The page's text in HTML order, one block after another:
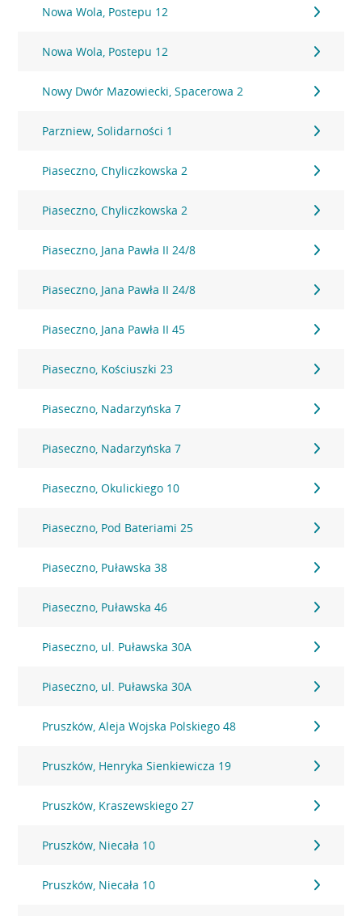
Nowa Wola, Postepu 12
Nowa Wola, Postepu 12
Nowy Dwór Mazowiecki, Spacerowa 2
Parzniew, Solidarności 1
Piaseczno, Chyliczkowska 2
Piaseczno, Chyliczkowska 2
Piaseczno, Jana Pawła II 24/8
Piaseczno, Jana Pawła II 24/8
Piaseczno, Jana Pawła II 45
Piaseczno, Kościuszki 23
Piaseczno, Nadarzyńska 7
Piaseczno, Nadarzyńska 7
Piaseczno, Okulickiego 10
Piaseczno, Pod Bateriami 25
Piaseczno, Puławska 38
Piaseczno, Puławska 46
Piaseczno, ul. Puławska 30A
Piaseczno, ul. Puławska 30A
Pruszków, Aleja Wojska Polskiego 48
Pruszków, Henryka Sienkiewicza 19
Pruszków, Kraszewskiego 27
Pruszków, Niecała 10
Pruszków, Niecała 10